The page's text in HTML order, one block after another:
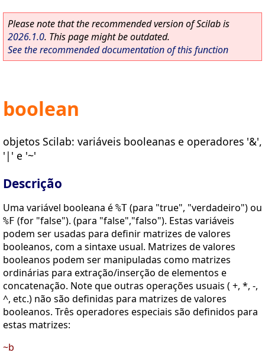
Please note that the recommended version of Scilab is
2026.1.0. This page might be outdated.
See the recommended documentation of this function
boolean
objetos Scilab: variáveis booleanas e operadores '&',
'|' e '~'
Descrição
Uma variável booleana é %T (para "true", "verdadeiro") ou
%F (for "false"). (para "false","falso"). Estas variáveis
podem ser usadas para definir matrizes de valores
booleanos, com a sintaxe usual. Matrizes de valores
booleanos podem ser manipuladas como matrizes
ordinárias para extração/inserção de elementos e
concatenação. Note que outras operações usuais ( +, *, -,
^, etc.) não são definidas para matrizes de valores
booleanos. Três operadores especiais são definidos para
estas matrizes:
~b